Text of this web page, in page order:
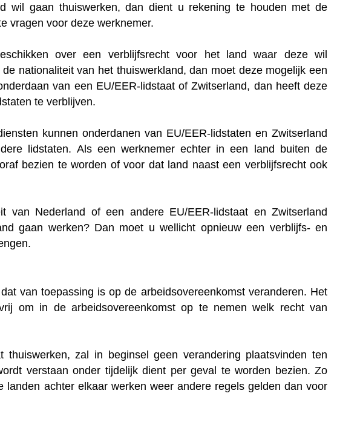
wil gaan thuiswerken, dan dient u rekening te houden met de
vragen voor deze werknemer.
over een verblijfsrecht voor het land waar deze wil
nationaliteit van het thuiswerkland, dan moet deze mogelijk een
van een EU/EER-lidstaat of Zwitserland, dan heeft deze
te verblijven.
kunnen onderdanen van EU/EER-lidstaten en Zwitserland
lidstaten. Als een werknemer echter in een land buiten de
bezien te worden of voor dat land naast een verblijfsrecht ook
Nederland of een andere EU/EER-lidstaat en Zwitserland
gaan werken? Dan moet u wellicht opnieuw een verblijfs- en
van toepassing is op de arbeidsovereenkomst veranderen. Het
om in de arbeidsovereenkomst op te nemen welk recht van
zal in beginsel geen verandering plaatsvinden ten
verstaan onder tijdelijk dient per geval te worden bezien. Zo
achter elkaar werken weer andere regels gelden dan voor